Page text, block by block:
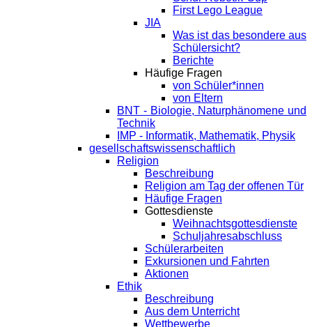
First Lego League
JIA
Was ist das besondere aus
Schülersicht?
Berichte
Häufige Fragen
von Schüler*innen
von Eltern
BNT - Biologie, Naturphänomene und
Technik
IMP - Informatik, Mathematik, Physik
gesellschaftswissenschaftlich
Religion
Beschreibung
Religion am Tag der offenen Tür
Häufige Fragen
Gottesdienste
Weihnachtsgottesdienste
Schuljahresabschluss
Schülerarbeiten
Exkursionen und Fahrten
Aktionen
Ethik
Beschreibung
Aus dem Unterricht
Wettbewerbe